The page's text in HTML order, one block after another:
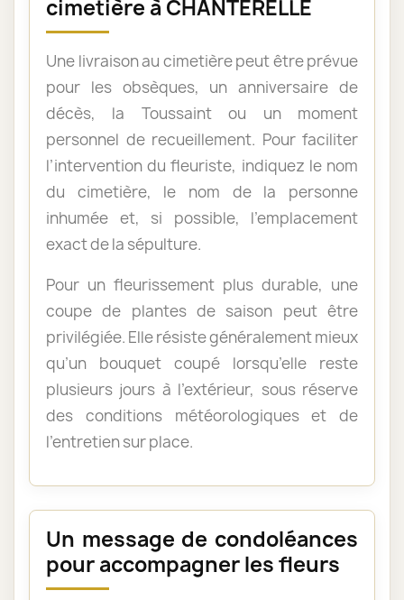
cimetière à CHANTERELLE
Une livraison au cimetière peut être prévue
pour les obsèques, un anniversaire de
décès, la Toussaint ou un moment
personnel de recueillement. Pour faciliter
l’intervention du fleuriste, indiquez le nom
du cimetière, le nom de la personne
inhumée et, si possible, l’emplacement
exact de la sépulture.
Pour un fleurissement plus durable, une
coupe de plantes de saison peut être
privilégiée. Elle résiste généralement mieux
qu’un bouquet coupé lorsqu’elle reste
plusieurs jours à l’extérieur, sous réserve
des conditions météorologiques et de
l’entretien sur place.
Un message de condoléances
pour accompagner les fleurs